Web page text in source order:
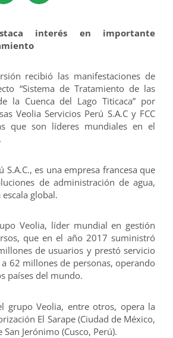
interés en importante
recibió las manifestaciones de
“Sistema de Tratamiento de las
la Cuenca del Lago Titicaca” por
Veolia Servicios Perú S.A.C y FCC
que son líderes mundiales en el
S.A.C., es una empresa francesa que
de administración de agua,
global.
Veolia, líder mundial en gestión
que en el año 2017 suministró
de usuarios y prestó servicio
a 62 millones de personas, operando
países del mundo.
grupo Veolia, entre otros, opera la
El Sarape (Ciudad de México,
San Jerónimo (Cusco, Perú).